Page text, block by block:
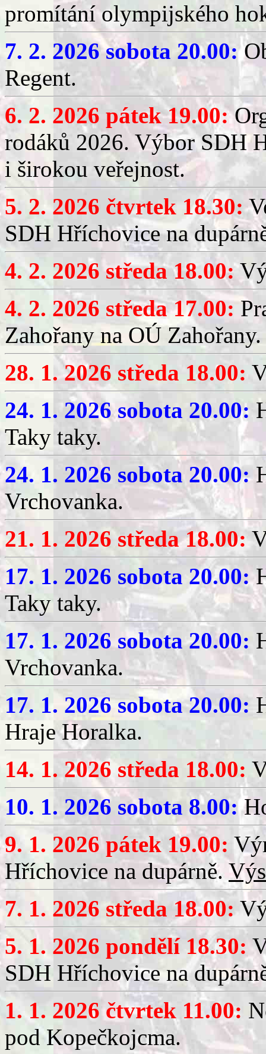
promítání olympijského
7. 2. 2026 sobota 20.00:
Regent.
6. 2. 2026 pátek 19.00:
rodáků 2026. Výbor SDH
i širokou veřejnost.
5. 2. 2026 čtvrtek 18.30:
SDH Hříchovice na
4. 2. 2026 středa 18.00:
4. 2. 2026 středa 17.00:
Zahořany na OÚ Zahořany.
28. 1. 2026 středa 18.00:
24. 1. 2026 sobota 20.00:
Taky taky.
24. 1. 2026 sobota 20.00:
Vrchovanka.
21. 1. 2026 středa 18.00:
17. 1. 2026 sobota 20.00:
Taky taky.
17. 1. 2026 sobota 20.00:
Vrchovanka.
17. 1. 2026 sobota 20.00:
Hraje Horalka.
14. 1. 2026 středa 18.00:
10. 1. 2026 sobota 8.00:
9. 1. 2026 pátek 19.00:
Hříchovice na dupárně.
7. 1. 2026 středa 18.00:
5. 1. 2026 pondělí 18.30:
SDH Hříchovice na
1. 1. 2026 čtvrtek 11.00:
pod Kopečkojcma.